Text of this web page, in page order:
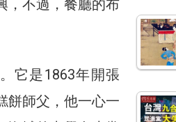
，不過，餐廳的布
它是1863年開張
餅師父，他一心一